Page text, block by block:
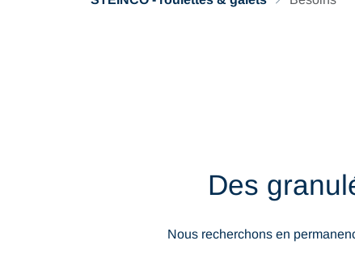
Des
Nous recherchons en